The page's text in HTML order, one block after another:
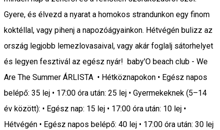
Gyere, és élvezd a nyarat a homokos strandunkon egy finom
koktéllal, vagy pihenj a napozóágyainkon. Hétvégén bulizz az
ország legjobb lemezlovasaival, vagy akár foglalj sátorhelyet
és legyen fesztivál az egész nyár! baby'O beach club - We
Are The Summer ÁRLISTA • Hétköznapokon • Egész napos
belépő: 35 lej • 17:00 óra után: 25 lej • Gyermekeknek (5–14
év között): • Egész nap: 15 lej • 17:00 óra után: 10 lej •
Hétvégén • Egész napos belépő: 40 lej • 17:00 óra után: 30 lej